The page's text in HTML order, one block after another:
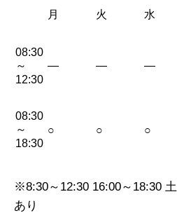
月 火 水
08:30
～
12:30
— — —
08:30
～
18:30
○ ○ ○
※8:30～12:30 16:00～18:30
あり